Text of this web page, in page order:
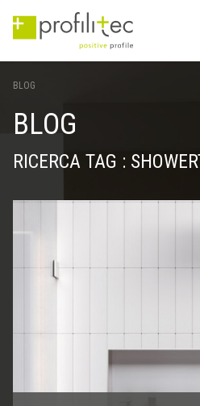
BLOG
BLOG
RICERCA TAG :